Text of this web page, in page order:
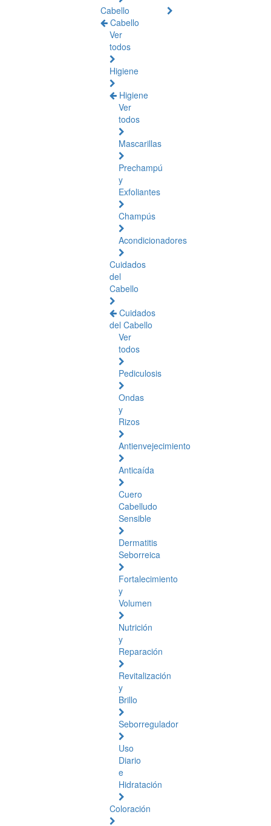
Cabello
Cabello
Ver
todos
Higiene
Higiene
Ver
todos
Mascarillas
Prechampú
y
Exfoliantes
Champús
Acondicionadores
Cuidados
del
Cabello
Cuidados
del Cabello
Ver
todos
Pediculosis
Ondas
y
Rizos
Antienvejecimiento
Anticaída
Cuero
Cabelludo
Sensible
Dermatitis
Seborreica
Fortalecimiento
y
Volumen
Nutrición
y
Reparación
Revitalización
y
Brillo
Seborregulador
Uso
Diario
e
Hidratación
Coloración